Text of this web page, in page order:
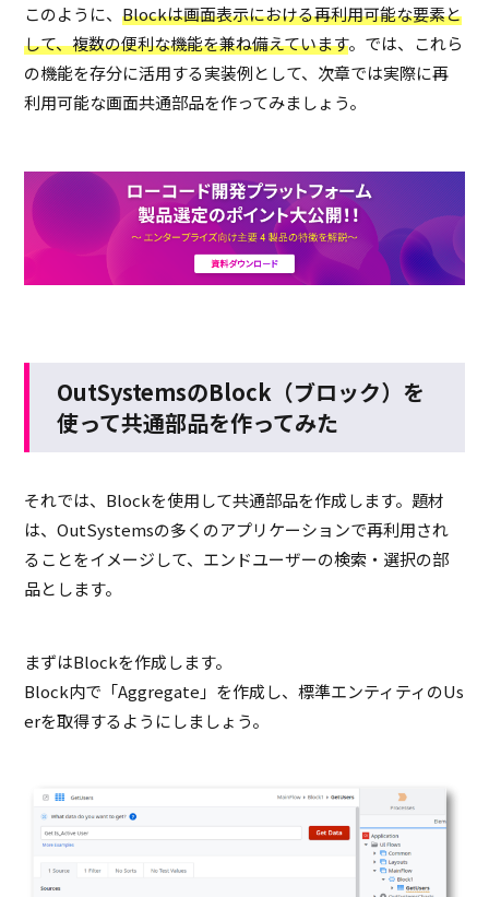
このように、Blockは画面表示における再利用可能な要素と
して、複数の便利な機能を兼ね備えています。では、これら
の機能を存分に活用する実装例として、次章では実際に再
利用可能な画面共通部品を作ってみましょう。
OutSystemsのBlock（ブロック）を
使って共通部品を作ってみた
それでは、Blockを使用して共通部品を作成します。題材
は、OutSystemsの多くのアプリケーションで再利用され
ることをイメージして、エンドユーザーの検索・選択の部
品とします。
まずはBlockを作成します。
Block内で「Aggregate」を作成し、標準エンティティのUs
erを取得するようにしましょう。